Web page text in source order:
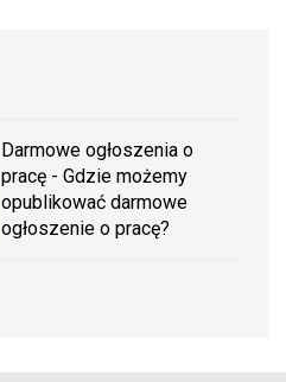
Darmowe ogłoszenia o
pracę - Gdzie możemy
opublikować darmowe
ogłoszenie o pracę?